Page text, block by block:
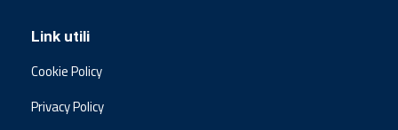
Link utili
Cookie Policy
Privacy Policy